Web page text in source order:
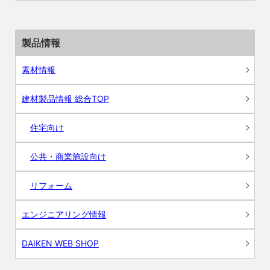
製品情報
素材情報
建材製品情報 総合TOP
住宅向け
公共・商業施設向け
リフォーム
エンジニアリング情報
DAIKEN WEB SHOP